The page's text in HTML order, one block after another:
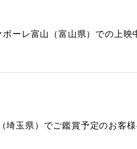
ーレ富山（富山県）での上映
玉県）でご鑑賞予定のお客様